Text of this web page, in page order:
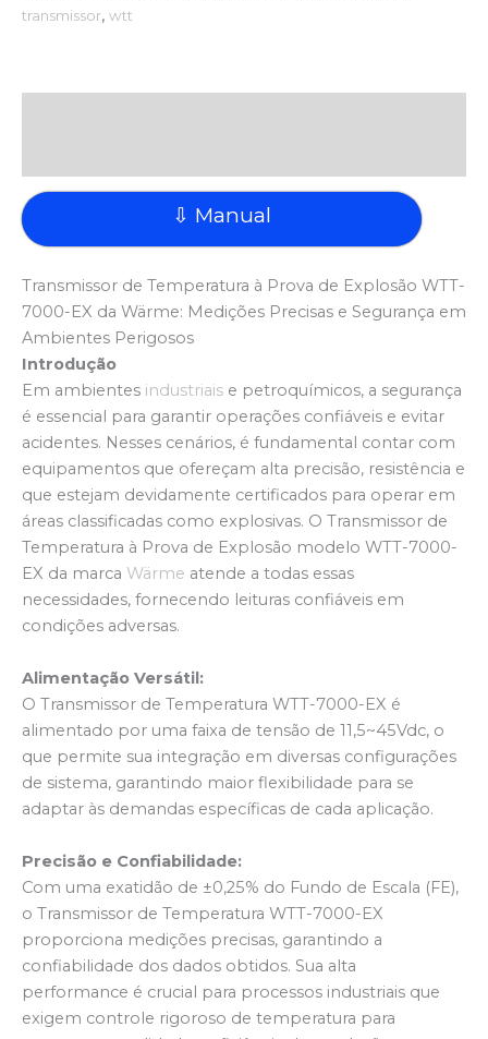
transmissor, wtt
⇩ Manual
Transmissor de Temperatura à Prova de Explosão WTT-
7000-EX da Wärme: Medições Precisas e Segurança em
Ambientes Perigosos
Introdução
Em ambientes industriais e petroquímicos, a segurança
é essencial para garantir operações confiáveis e evitar
acidentes. Nesses cenários, é fundamental contar com
equipamentos que ofereçam alta precisão, resistência e
que estejam devidamente certificados para operar em
áreas classificadas como explosivas. O Transmissor de
Temperatura à Prova de Explosão modelo WTT-7000-
EX da marca Wärme atende a todas essas
necessidades, fornecendo leituras confiáveis em
condições adversas.
Alimentação Versátil:
O Transmissor de Temperatura WTT-7000-EX é
alimentado por uma faixa de tensão de 11,5~45Vdc, o
que permite sua integração em diversas configurações
de sistema, garantindo maior flexibilidade para se
adaptar às demandas específicas de cada aplicação.
Precisão e Confiabilidade:
Com uma exatidão de ±0,25% do Fundo de Escala (FE),
o Transmissor de Temperatura WTT-7000-EX
proporciona medições precisas, garantindo a
confiabilidade dos dados obtidos. Sua alta
performance é crucial para processos industriais que
exigem controle rigoroso de temperatura para